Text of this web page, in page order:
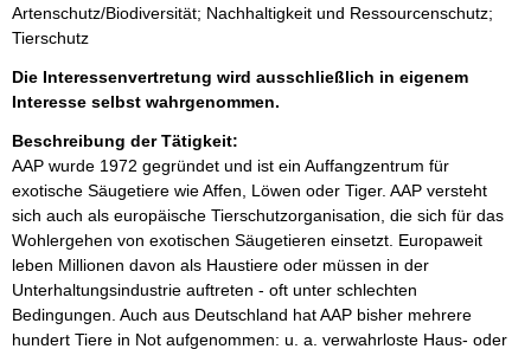
Artenschutz/Biodiversität; Nachhaltigkeit und Ressourcenschutz;
Tierschutz
Die Interessenvertretung wird ausschließlich in eigenem
Interesse selbst wahrgenommen.
Beschreibung der Tätigkeit:
AAP wurde 1972 gegründet und ist ein Auffangzentrum für
exotische Säugetiere wie Affen, Löwen oder Tiger. AAP versteht
sich auch als europäische Tierschutzorganisation, die sich für das
Wohlergehen von exotischen Säugetieren einsetzt. Europaweit
leben Millionen davon als Haustiere oder müssen in der
Unterhaltungsindustrie auftreten - oft unter schlechten
Bedingungen. Auch aus Deutschland hat AAP bisher mehrere
hundert Tiere in Not aufgenommen: u. a. verwahrloste Haus- oder